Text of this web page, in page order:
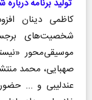
تولید برنامه
کاظمی دینان
شخصیت‌های
موسیقی‌محور
صهبایی، محمد
عندلیبی و ...